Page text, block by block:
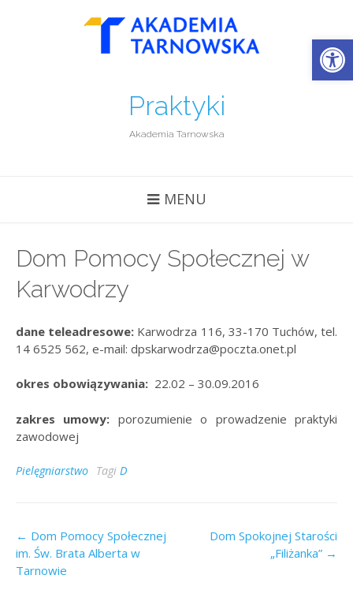
Praktyki
Akademia Tarnowska
MENU
Dom Pomocy Społecznej w
Karwodrzy
dane teleadresowe: Karwodrza 116, 33-170 Tuchów, tel.
14 6525 562, e-mail: dpskarwodrza@poczta.onet.pl
okres obowiązywania: 22.02 – 30.09.2016
zakres umowy: porozumienie o prowadzenie praktyki
zawodowej
Pielęgniarstwo Tagi D
Post
navigation
← Dom Pomocy Społecznej
im. Św. Brata Alberta w
Tarnowie
Dom Spokojnej Starości
„Filiżanka” →